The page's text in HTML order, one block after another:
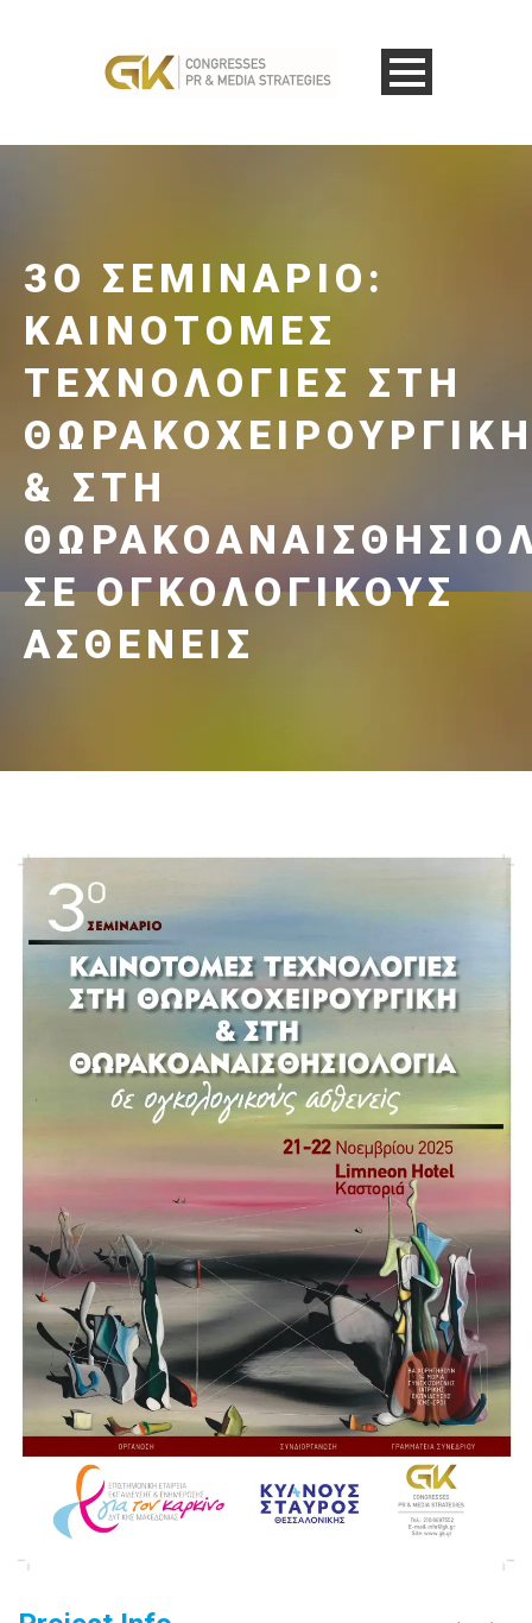
3Ο ΣΕΜΙΝΆΡΙΟ:
ΚΑΙΝΟΤΌΜΕΣ
ΤΕΧΝΟΛΟΓΊΕΣ ΣΤΗ
& ΣΤΗ
ΣΕ ΟΓΚΟΛΟΓΙΚΟΎΣ
ΑΣΘΕΝΕΊΣ